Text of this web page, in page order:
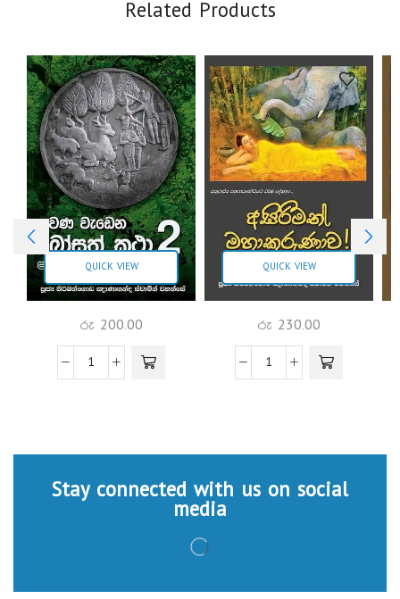
Related Products
QUICK VIEW
රු 200.00
QUICK VIEW
රු 230.00
Stay connected with us on social
media